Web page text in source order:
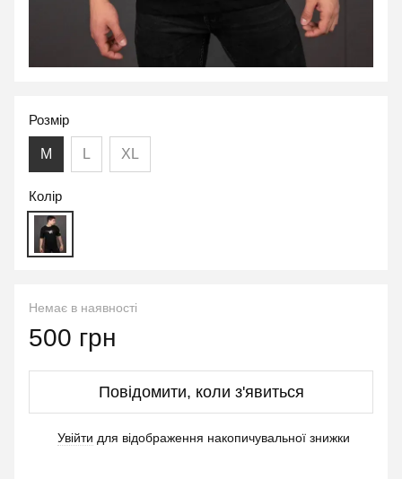
Розмір
M L XL
Колір
Немає в наявності
500 грн
Повідомити, коли з'явиться
Увійти для відображення накопичувальної знижки